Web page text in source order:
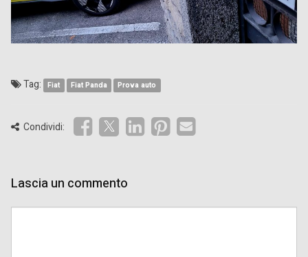
Tag: Fiat Fiat Panda Prova auto
Condividi:
Lascia un commento